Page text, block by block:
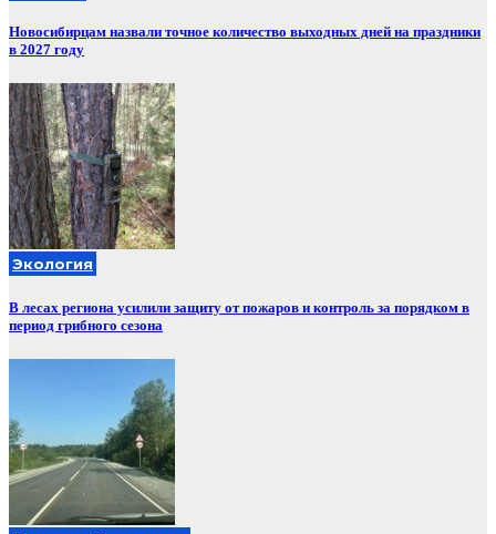
Новосибирцам назвали точное количество выходных дней на праздники
в 2027 году
Экология
В лесах региона усилили защиту от пожаров и контроль за порядком в
период грибного сезона